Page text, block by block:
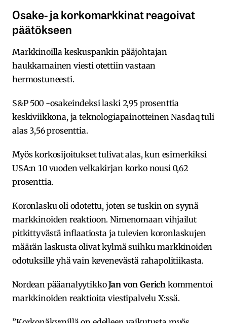
Osake- ja korkomarkkinat reagoivat
päätökseen
Markkinoilla keskuspankin pääjohtajan
haukkamainen viesti otettiin vastaan
hermostuneesti.
S&P 500 -osakeindeksi laski 2,95 prosenttia
keskiviikkona, ja teknologiapainotteinen Nasdaq tuli
alas 3,56 prosenttia.
Myös korkosijoitukset tulivat alas, kun esimerkiksi
USA:n 10 vuoden velkakirjan korko nousi 0,62
prosenttia.
Koronlasku oli odotettu, joten se tuskin on syynä
markkinoiden reaktioon. Nimenomaan vihjailut
pitkittyvästä inflaatiosta ja tulevien koronlaskujen
määrän laskusta olivat kylmä suihku markkinoiden
odotuksille yhä vain kevenevästä rahapolitiikasta.
Nordean pääanalyytikkoJan von Gerich kommentoi
markkinoiden reaktioita viestipalvelu X:ssä.